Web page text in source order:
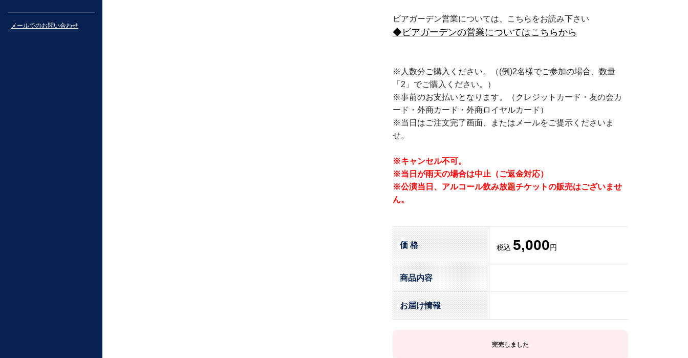
ビアガーデン営業については、こちらをお読み下さい
◆ビアガーデンの営業についてはこちらから
※人数分ご購入ください。（(例)2名様でご参加の場合、数量
「2」でご購入ください。）
※事前のお支払いとなります。（クレジットカード・友の会カ
ード・外商カード・外商ロイヤルカード）
※当日はご注文完了画面、またはメールをご提示くださいま
せ。
※キャンセル不可。
※当日が雨天の場合は中止（ご返金対応）
※公演当日、アルコール飲み放題チケットの販売はございませ
ん。
価 格 税込 5,000円
商品内容
お届け情報
完売しました
メールでのお問い合わせ